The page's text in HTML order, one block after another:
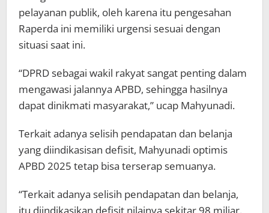
pelayanan publik, oleh karena itu pengesahan
Raperda ini memiliki urgensi sesuai dengan
situasi saat ini.
“DPRD sebagai wakil rakyat sangat penting dalam
mengawasi jalannya APBD, sehingga hasilnya
dapat dinikmati masyarakat,” ucap Mahyunadi.
Terkait adanya selisih pendapatan dan belanja
yang diindikasisan defisit, Mahyunadi optimis
APBD 2025 tetap bisa terserap semuanya.
“Terkait adanya selisih pendapatan dan belanja,